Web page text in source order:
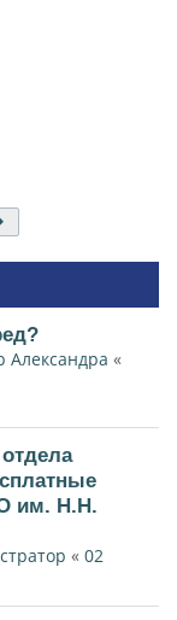
Александра «
им. Н.Н.
« 02